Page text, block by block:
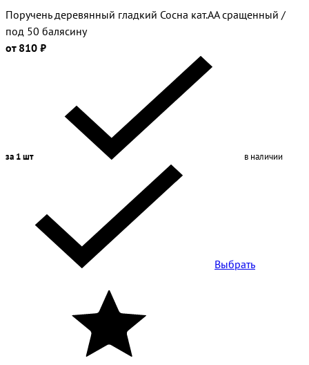
Поручень деревянный гладкий Сосна кат.АА сращенный /
под 50 балясину
от 810 ₽
за 1 шт в наличии
Выбрать